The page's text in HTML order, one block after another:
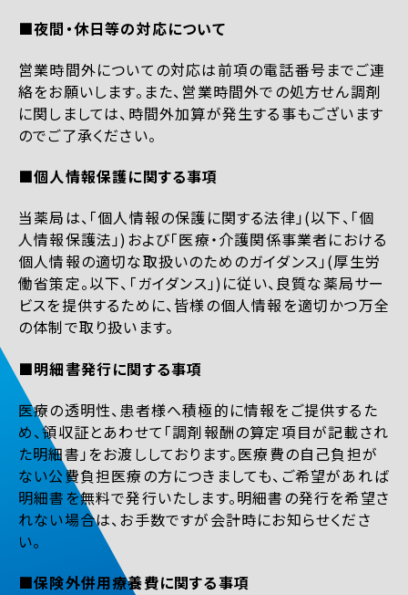
■夜間・休日等の対応について
営業時間外についての対応は前項の電話番号までご連
絡をお願いします。また、営業時間外での処方せん調剤
に関しましては、時間外加算が発生する事もございます
のでご了承ください。
■個人情報保護に関する事項
当薬局は、「個人情報の保護に関する法律」(以下、「個
人情報保護法」)および「医療・介護関係事業者における
個人情報の適切な取扱いのためのガイダンス」(厚生労
働省策定。以下、「ガイダンス」)に従い、良質な薬局サー
ビスを提供するために、皆様の個人情報を適切かつ万全
の体制で取り扱います。
■明細書発行に関する事項
医療の透明性、患者様へ積極的に情報をご提供するた
め、領収証とあわせて「調剤報酬の算定項目が記載され
た明細書」をお渡ししております。医療費の自己負担が
ない公費負担医療の方につきましても、ご希望があれば
明細書を無料で発行いたします。明細書の発行を希望さ
れない場合は、お手数ですが会計時にお知らせくださ
い。
■保険外併用療養費に関する事項